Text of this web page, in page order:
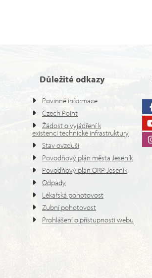
Důležité odkazy
Povinné informace
Czech Point
Žádost o vyjádření k
existenci technické infrastruktury
Stav ovzduší
Povodňový plán města Jeseník
Povodňový plán ORP Jeseník
Odpady
Lékařská pohotovost
Zubní pohotovost
Prohlášení o přístupnosti webu